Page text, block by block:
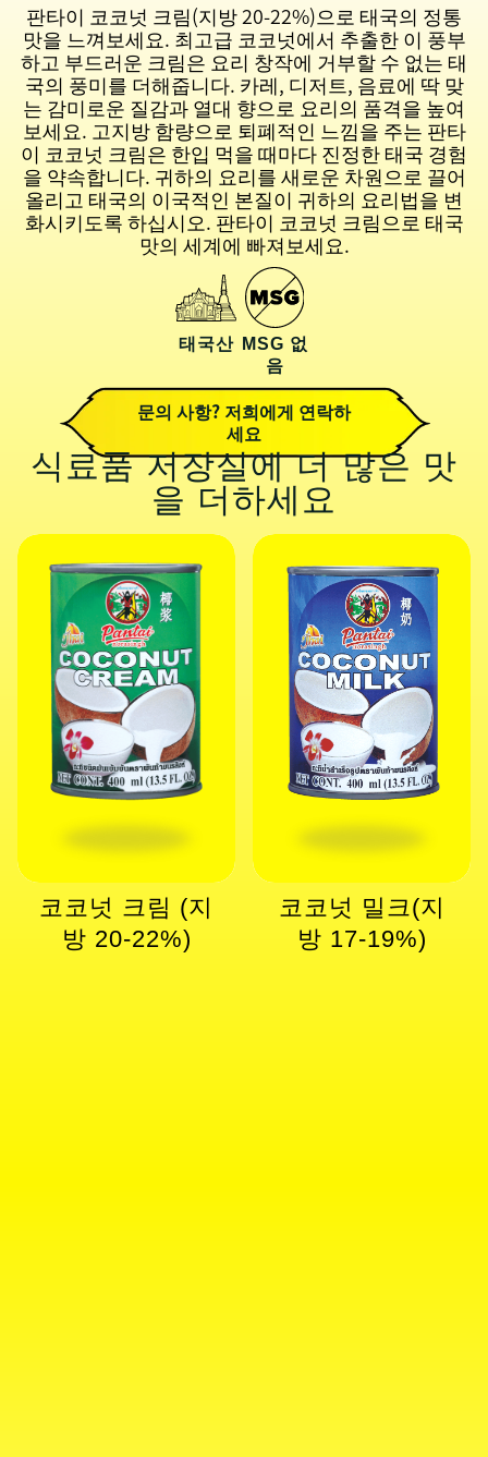
판타이 코코넛 크림(지방 20-22%)으로 태국의 정통
맛을 느껴보세요. 최고급 코코넛에서 추출한 이 풍부
하고 부드러운 크림은 요리 창작에 거부할 수 없는 태
국의 풍미를 더해줍니다. 카레, 디저트, 음료에 딱 맞
는 감미로운 질감과 열대 향으로 요리의 품격을 높여
보세요. 고지방 함량으로 퇴폐적인 느낌을 주는 판타
이 코코넛 크림은 한입 먹을 때마다 진정한 태국 경험
을 약속합니다. 귀하의 요리를 새로운 차원으로 끌어
올리고 태국의 이국적인 본질이 귀하의 요리법을 변
화시키도록 하십시오. 판타이 코코넛 크림으로 태국
맛의 세계에 빠져보세요.
태국산
MSG 없
음
문의 사항? 저희에게 연락하
세요
식료품 저장실에 더 많은 맛
을 더하세요
코코넛 크림 (지
방 20-22%)
코코넛 밀크(지
방 17-19%)